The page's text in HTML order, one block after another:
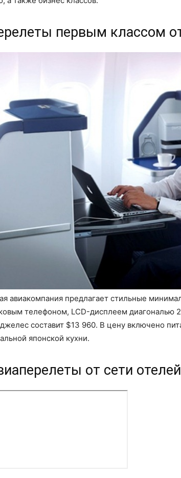
первым классом
авиакомпания предлагает стильные
телефоном, LCD-дисплеем диагональю
составит $13 960. В цену включено
японской кухни.
от сети